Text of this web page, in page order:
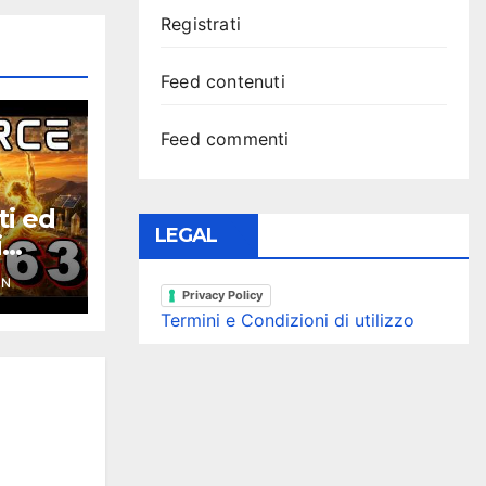
ed
Registrati
Feed contenuti
Feed commenti
LEGAL
Privacy Policy
Termini e Condizioni di utilizzo